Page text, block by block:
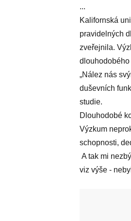
...
Kalifornská
pravidelných
zveřejnila.
„Nález nás
duševních
studie.
Dlouhodobé
Výzkum
schopnosti,
A tak mi
viz výše -